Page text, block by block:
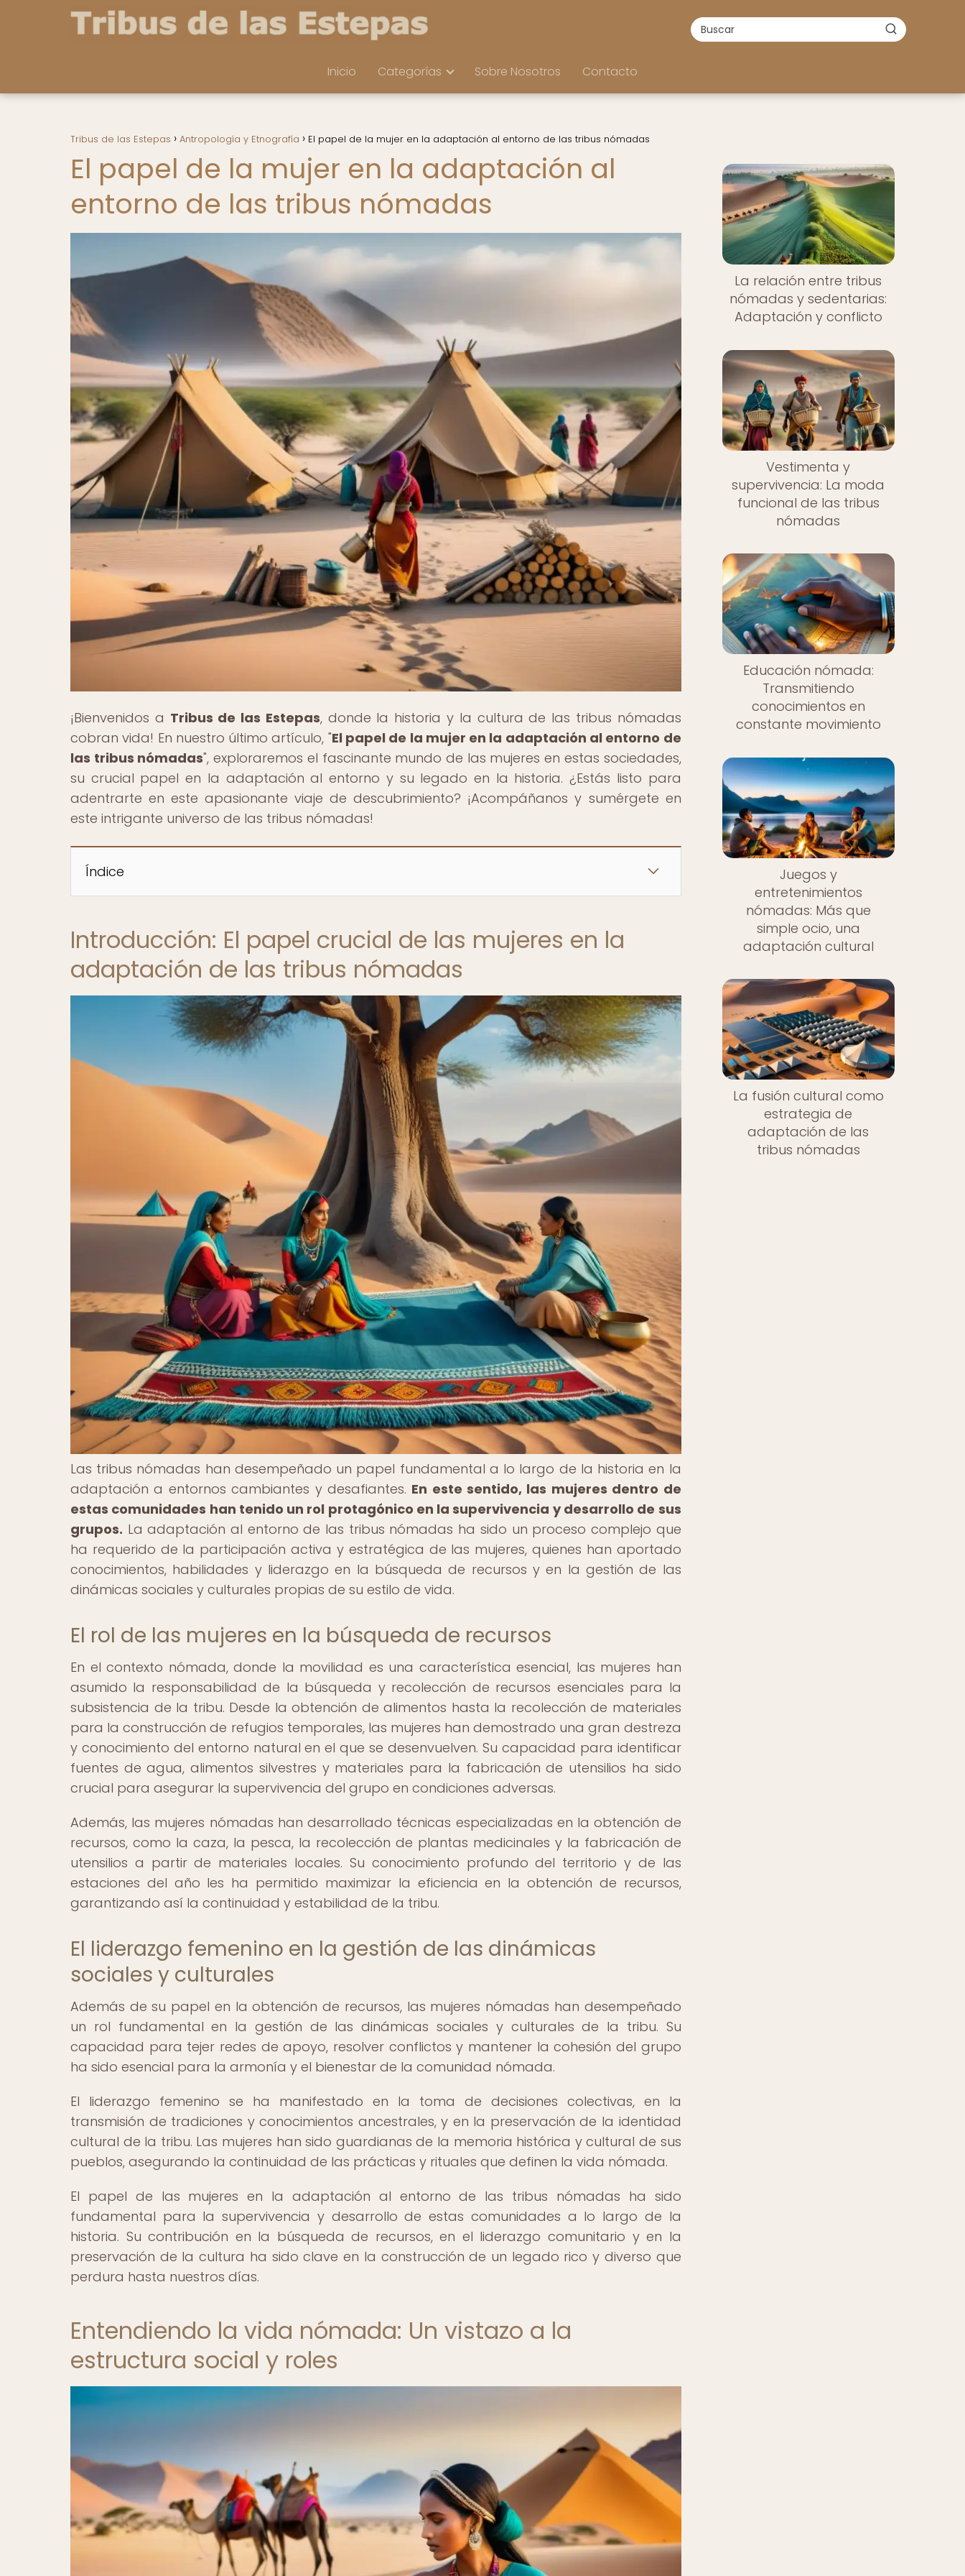
Inicio Categorías Sobre Nosotros Contacto
Tribus de las Estepas Antropología y Etnografía El papel de la mujer en la adaptación al entorno de las tribus nómadas
El papel de la mujer en la adaptación al
entorno de las tribus nómadas
¡Bienvenidos a Tribus de las Estepas, donde la historia y la cultura de las tribus nómadas
cobran vida! En nuestro último artículo, "El papel de la mujer en la adaptación al entorno de
las tribus nómadas", exploraremos el fascinante mundo de las mujeres en estas sociedades,
su crucial papel en la adaptación al entorno y su legado en la historia. ¿Estás listo para
adentrarte en este apasionante viaje de descubrimiento? ¡Acompáñanos y sumérgete en
este intrigante universo de las tribus nómadas!
Índice
Introducción: El papel crucial de las mujeres en la
adaptación de las tribus nómadas
Las tribus nómadas han desempeñado un papel fundamental a lo largo de la historia en la
adaptación a entornos cambiantes y desafiantes. En este sentido, las mujeres dentro de
estas comunidades han tenido un rol protagónico en la supervivencia y desarrollo de sus
grupos. La adaptación al entorno de las tribus nómadas ha sido un proceso complejo que
ha requerido de la participación activa y estratégica de las mujeres, quienes han aportado
conocimientos, habilidades y liderazgo en la búsqueda de recursos y en la gestión de las
dinámicas sociales y culturales propias de su estilo de vida.
El rol de las mujeres en la búsqueda de recursos
En el contexto nómada, donde la movilidad es una característica esencial, las mujeres han
asumido la responsabilidad de la búsqueda y recolección de recursos esenciales para la
subsistencia de la tribu. Desde la obtención de alimentos hasta la recolección de materiales
para la construcción de refugios temporales, las mujeres han demostrado una gran destreza
y conocimiento del entorno natural en el que se desenvuelven. Su capacidad para identificar
fuentes de agua, alimentos silvestres y materiales para la fabricación de utensilios ha sido
crucial para asegurar la supervivencia del grupo en condiciones adversas.
Además, las mujeres nómadas han desarrollado técnicas especializadas en la obtención de
recursos, como la caza, la pesca, la recolección de plantas medicinales y la fabricación de
utensilios a partir de materiales locales. Su conocimiento profundo del territorio y de las
estaciones del año les ha permitido maximizar la eficiencia en la obtención de recursos,
garantizando así la continuidad y estabilidad de la tribu.
El liderazgo femenino en la gestión de las dinámicas
sociales y culturales
Además de su papel en la obtención de recursos, las mujeres nómadas han desempeñado
un rol fundamental en la gestión de las dinámicas sociales y culturales de la tribu. Su
capacidad para tejer redes de apoyo, resolver conflictos y mantener la cohesión del grupo
ha sido esencial para la armonía y el bienestar de la comunidad nómada.
El liderazgo femenino se ha manifestado en la toma de decisiones colectivas, en la
transmisión de tradiciones y conocimientos ancestrales, y en la preservación de la identidad
cultural de la tribu. Las mujeres han sido guardianas de la memoria histórica y cultural de sus
pueblos, asegurando la continuidad de las prácticas y rituales que definen la vida nómada.
El papel de las mujeres en la adaptación al entorno de las tribus nómadas ha sido
fundamental para la supervivencia y desarrollo de estas comunidades a lo largo de la
historia. Su contribución en la búsqueda de recursos, en el liderazgo comunitario y en la
preservación de la cultura ha sido clave en la construcción de un legado rico y diverso que
perdura hasta nuestros días.
Entendiendo la vida nómada: Un vistazo a la
estructura social y roles
La relación entre tribus
nómadas y sedentarias:
Adaptación y conflicto
Vestimenta y
supervivencia: La moda
funcional de las tribus
nómadas
Educación nómada:
Transmitiendo
conocimientos en
constante movimiento
Juegos y
entretenimientos
nómadas: Más que
simple ocio, una
adaptación cultural
La fusión cultural como
estrategia de
adaptación de las
tribus nómadas